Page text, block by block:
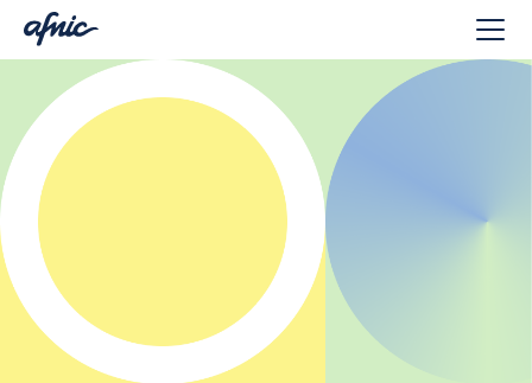
Panneau de gestion des cookies